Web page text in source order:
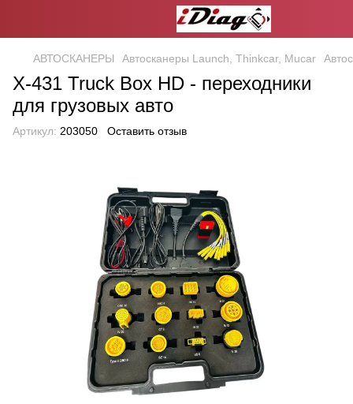
АВТОСКАНЕРЫ Автосканеры Launch, Thinkcar, Mucar
X-431 Truck Box HD - переходники
для грузовых авто
Артикул: 203050 Оставить отзыв